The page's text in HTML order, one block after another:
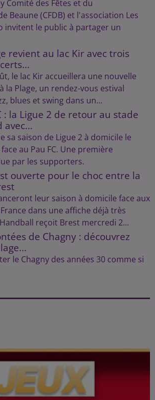
Comité des Fêtes et du
Beaune (CFDB) et l'association Les
invitent le public à partager un
revient au lac Kir avec trois
le lac Kir accueillera une nouvelle
la Plage, un rendez-vous estival
blues et swing dans un...
: la Ligue 2 de retour au stade
avec...
sa saison de Ligue 2 à domicile le
au Pau FC. Une première
par les supporters.
ouverte pour le choc entre la
leur saison à domicile face aux
dans une affiche déjà très
reçoit Brest mercredi 2...
de Chagny : découvrez
le Chagny des années 30 comme si